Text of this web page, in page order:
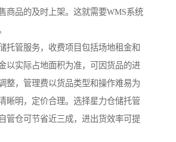
商品的及时上架。这就需要WMS系统
托管服务，收费项目包括场地租金和
以实际占地面积为准，可因货品的进
整，管理费以货品类型和操作难易为
晰明，定价合理。选择星力仓储托管
管仓可节省近三成，进出货效率可提